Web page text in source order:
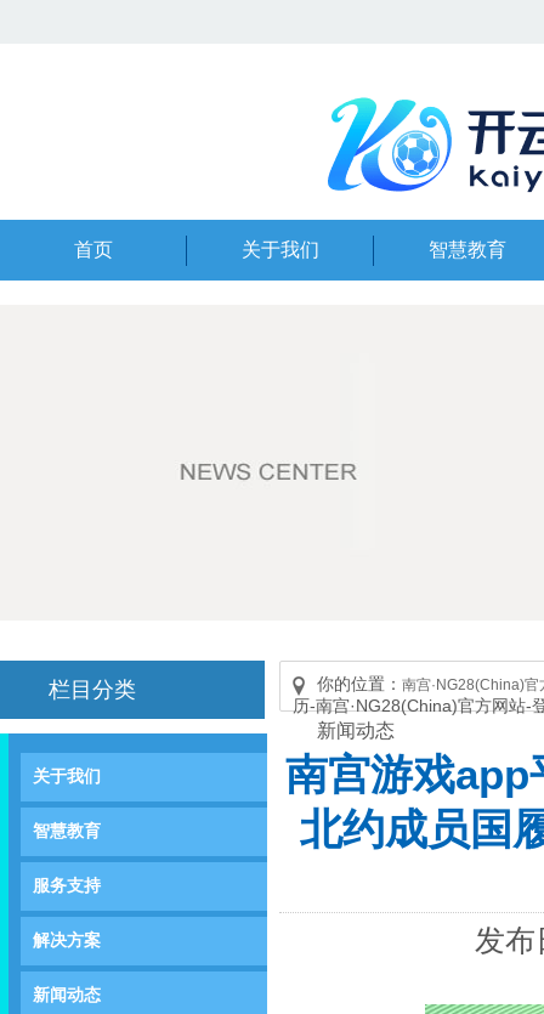
首页 关于我们 智慧教育
栏目分类
关于我们
智慧教育
服务支持
解决方案
新闻动态
你的位置： 南宫·NG28(China)
历-南宫·NG28(China)官方网站-
新闻动态
南宫游戏app
北约成员国
发